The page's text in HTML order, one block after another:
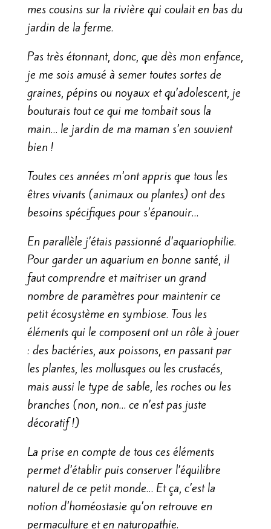
mes cousins sur la rivière qui coulait en bas du
jardin de la ferme.
Pas très étonnant, donc, que dès mon enfance,
je me sois amusé à semer toutes sortes de
graines, pépins ou noyaux et qu’adolescent, je
bouturais tout ce qui me tombait sous la
main… le jardin de ma maman s’en souvient
bien !
Toutes ces années m’ont appris que tous les
êtres vivants (animaux ou plantes) ont des
besoins spécifiques pour s’épanouir…
En parallèle j’étais passionné d’aquariophilie.
Pour garder un aquarium en bonne santé, il
faut comprendre et maitriser un grand
nombre de paramètres pour maintenir ce
petit écosystème en symbiose. Tous les
éléments qui le composent ont un rôle à jouer
: des bactéries, aux poissons, en passant par
les plantes, les mollusques ou les crustacés,
mais aussi le type de sable, les roches ou les
branches (non, non… ce n’est pas juste
décoratif !)
La prise en compte de tous ces éléments
permet d’établir puis conserver l’équilibre
naturel de ce petit monde… Et ça, c’est la
notion d’homéostasie qu’on retrouve en
permaculture et en naturopathie.